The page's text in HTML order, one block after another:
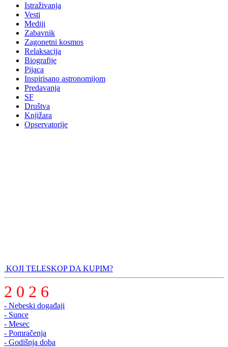
Istraživanja
Vesti
Mediji
Zabavnik
Zagonetni kosmos
Relaksacija
Biografije
Pijaca
Inspirisano astronomijom
Predavanja
SF
Društva
Knjižara
Opservatorije
KOJI TELESKOP DA KUPIM?
2 0 2 6
- Nebeski događaji
- Sunce
- Mesec
- Pomračenja
- Godišnja doba